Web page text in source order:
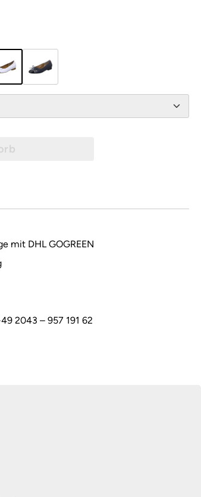
mit DHL GOGREEN
2043 – 957 191 62